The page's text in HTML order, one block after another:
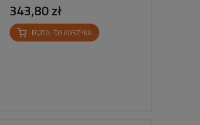
343,80 zł
DODAJ DO KOSZYKA